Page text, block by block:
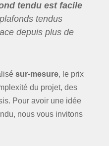
tendu est facile
tendus
depuis plus de
sur-mesure, le prix
du projet, des
Pour avoir une idée
nous vous invitons